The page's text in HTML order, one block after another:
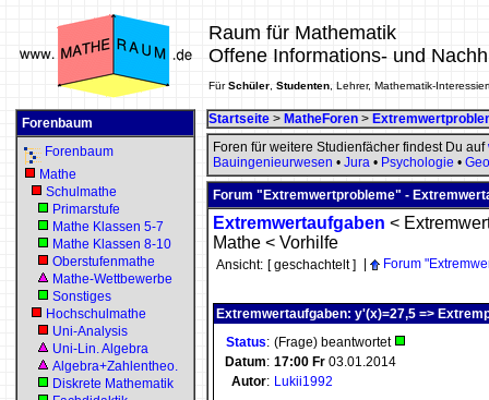
Raum für Mathematik
Offene Informations- und
FürSchüler Studenten , Lehrer, Mathematik-
Forenbaum
Forenbaum
Mathe
Schulmathe
Primarstufe
Mathe Klassen 5-7
Mathe Klassen 8-10
Oberstufenmathe
Mathe-Wettbewerbe
Sonstiges
Hochschulmathe
Uni-Analysis
Uni-Lin. Algebra
Algebra+Zahlentheo.
Diskrete Mathematik
Startseite > MatheForen >
Foren für weitere Studienfächer findest Du auf
Bauingenieurwesen • Jura • Psychologie •
Forum "Extremwertprobleme" -
Extremwertaufgaben <
Mathe < Vorhilfe
Ansicht: [ geschachtelt ] Forum
Extremwertaufgaben: y'(x)=27,5 =>
Status: (Frage) beantwortet
Datum: 17:00 Fr 03.01.2014
Autor: Lukii1992